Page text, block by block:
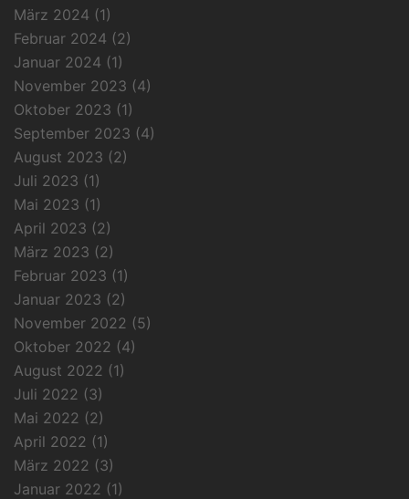
März 2024 (1)
Februar 2024 (2)
Januar 2024 (1)
November 2023 (4)
Oktober 2023 (1)
September 2023 (4)
August 2023 (2)
Juli 2023 (1)
Mai 2023 (1)
April 2023 (2)
März 2023 (2)
Februar 2023 (1)
Januar 2023 (2)
November 2022 (5)
Oktober 2022 (4)
August 2022 (1)
Juli 2022 (3)
Mai 2022 (2)
April 2022 (1)
März 2022 (3)
Januar 2022 (1)